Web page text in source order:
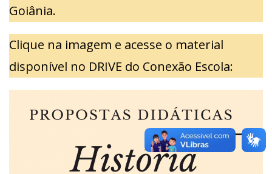
Goiânia.
Clique na imagem e acesse o material
disponível no DRIVE do Conexão Escola: